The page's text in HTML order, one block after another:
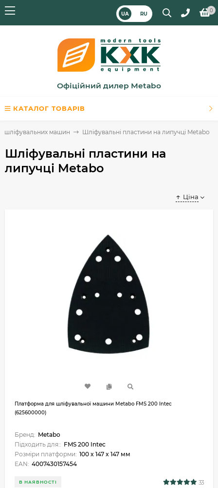
UA RU
0
Офіційний дилер Metabo
КАТАЛОГ ТОВАРІВ
шліфувальних машин Шліфувальні пластини на липучці Metabo
Шліфувальні пластини на
липучці Metabo
Ціна
Платформа для шліфувальної машини Metabo FMS 200 Intec
(625600000)
Бренд: Metabo
Підходить для:: FMS 200 Intec
Розміри платформи: 100 x 147 x 147 мм
EAN: 4007430157454
В НАЯВНОСТІ 33